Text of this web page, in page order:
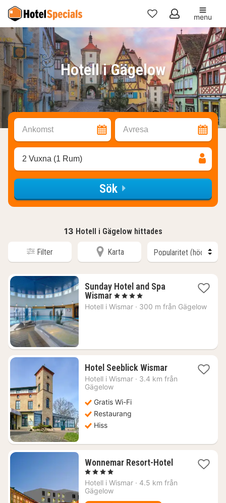
Mina
favoriter
menu
Hotell i Gägelow
Ankomst Avresa
2 Vuxna (1 Rum)
Sök
13 Hotell i Gägelow hittades
Filter Karta
Sunday Hotel and Spa
Wismar1
natt
, 4 Stjärnor
Hotell i Wismar · 300 m från Gägelow
Hotel Seeblick Wismar1
natt
Hotell i Wismar · 3.4 km från
Gägelow
Gratis Wi-Fi
Restaurang
Hiss
Wonnemar Resort-Hotel1
från
, 4 Stjärnor
Hotell i Wismar · 4.5 km från
Gägelow